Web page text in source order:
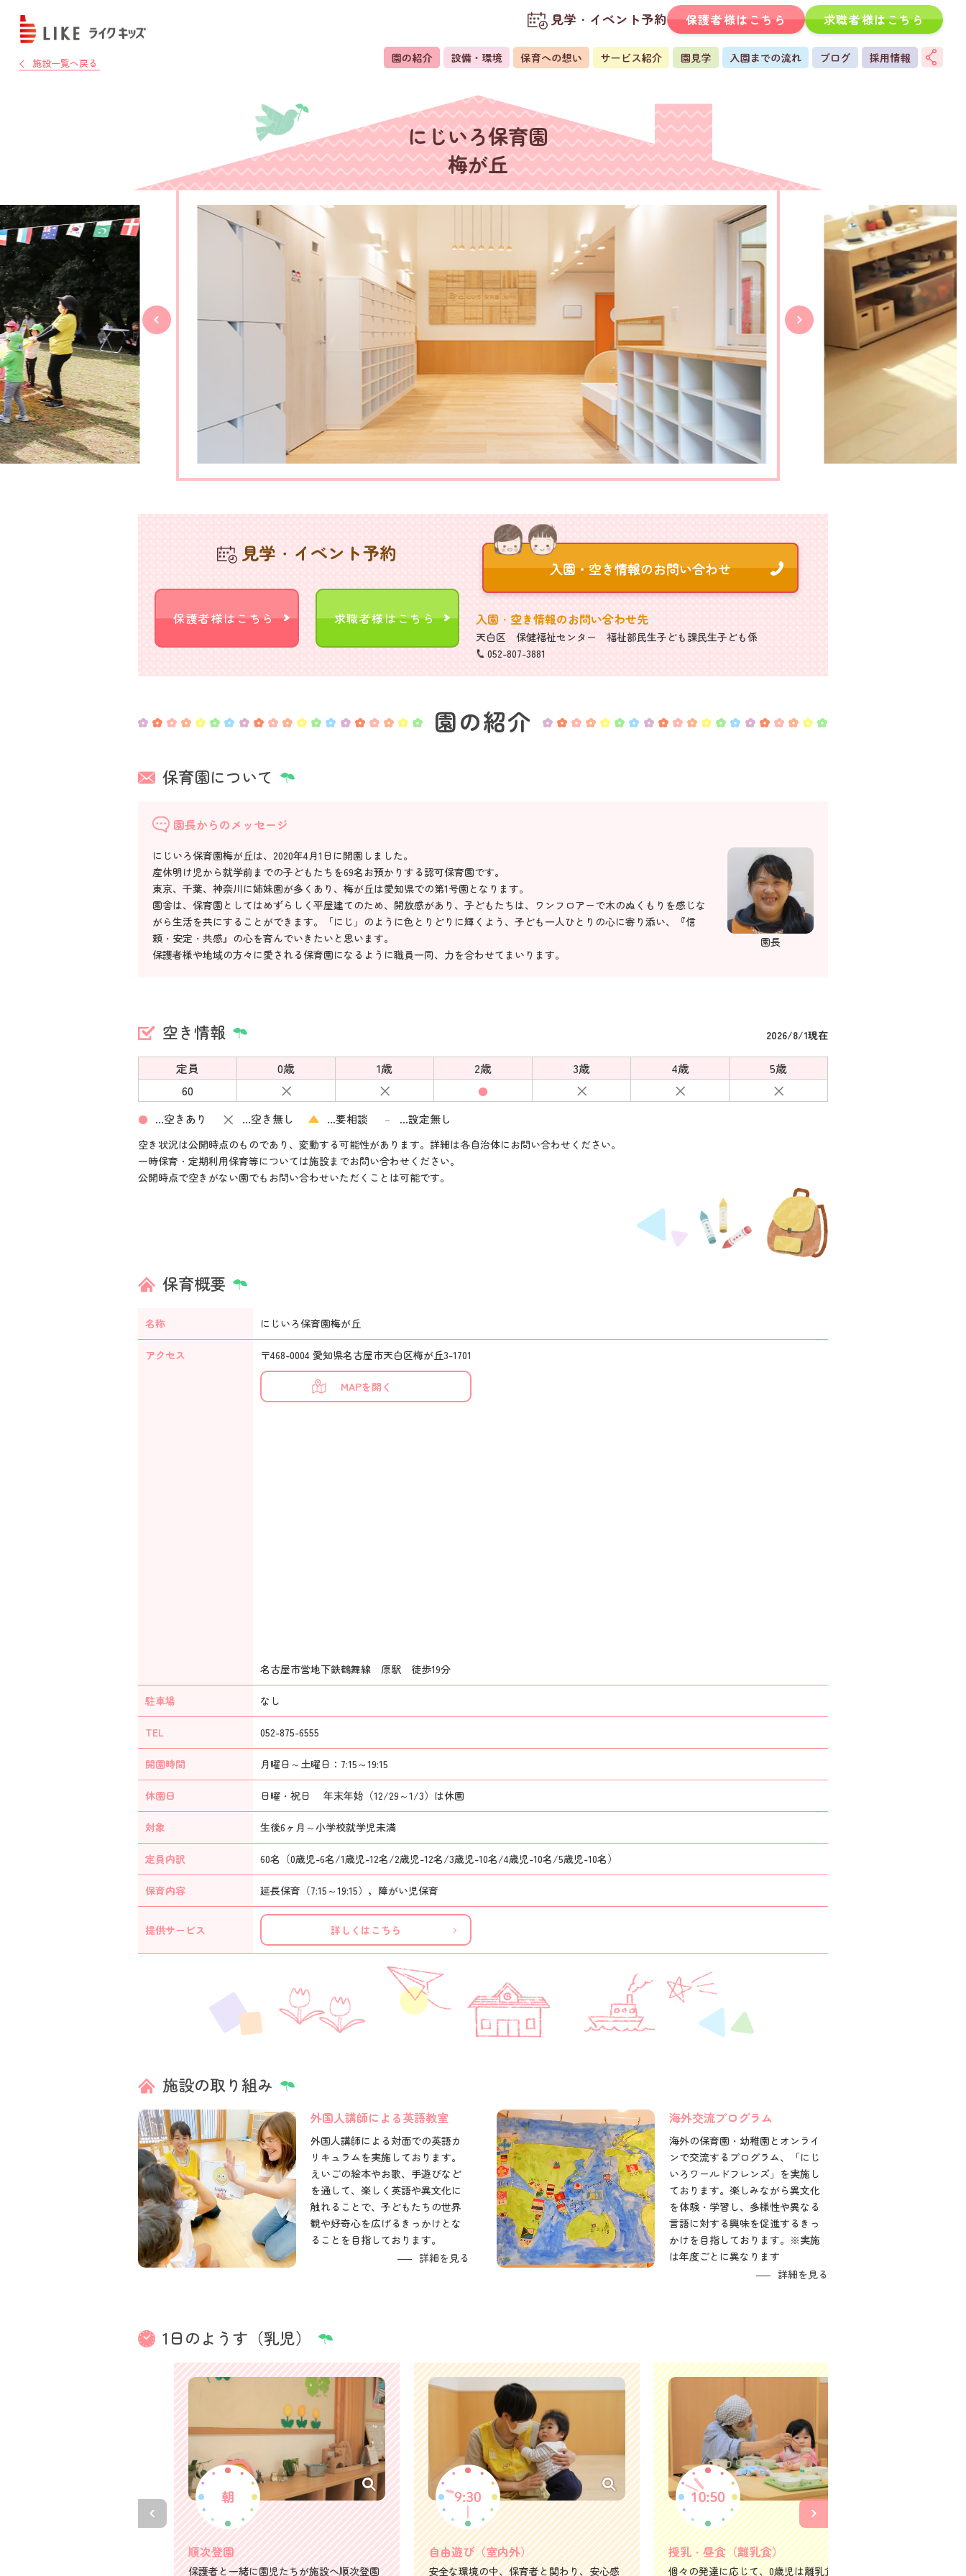
施設一覧へ戻る
見学・イベント予約 保護者様はこちら 求職者様はこちら
にじいろ保育園
梅が丘
見学・イベント予約
保護者様はこちら 求職者様はこちら 入園・空き情報のお問い合わせ先
天白区 保健福祉センター 福祉部民生子ども課民生子ども係
052-807-3881
園の紹介
保育園について
園長からのメッセージ
園長
にじいろ保育園梅が丘は、2020年4月1日に開園しました。
産休明け児から就学前までの子どもたちを69名お預かりする認可保育園です。
東京、千葉、神奈川に姉妹園が多くあり、梅が丘は愛知県での第1号園となります。
園舎は、保育園としてはめずらしく平屋建てのため、開放感があり、子どもたちは、ワンフロアーで木のぬくもりを感じな
がら生活を共にすることができます。「にじ」のように色とりどりに輝くよう、子ども一人ひとりの心に寄り添い、『信
頼・安定・共感』の心を育んでいきたいと思います。
保護者様や地域の方々に愛される保育園になるように職員一同、力を合わせてまいります。
空き情報 2026/8/1現在
定員 0歳 1歳 2歳 3歳 4歳
5歳
60
× × ● × × ×
● …空きあり × …空き無し ▲ …要相談 － …設定無し
空き状況は公開時点のものであり、変動する可能性があります。詳細は各自治体にお問い合わせください。
一時保育・定期利用保育等については施設までお問い合わせください。
公開時点で空きがない園でもお問い合わせいただくことは可能です。
保育概要
名称 にじいろ保育園梅が丘
アクセス 〒468-0004 愛知県名古屋市天白区梅が丘3-1701
MAPを開く
名古屋市営地下鉄鶴舞線 原駅 徒歩19分
駐車場 なし
TEL 052-875-6555
開園時間 月曜日～土曜日：7:15～19:15
休園日 日曜・祝日 年末年始（12/29～1/3）は休園
対象 生後6ヶ月～小学校就学児未満
定員内訳 60名（0歳児-6名/1歳児-12名/2歳児-12名/3歳児-10名/4歳児-10名/5歳児-10名）
保育内容 延長保育（7:15～19:15），障がい児保育
提供サービス 詳しくはこちら
施設の取り組み
外国人講師による英語教室
外国人講師による対面での英語カ
リキュラムを実施しております。
えいごの絵本やお歌、手遊びなど
を通して、楽しく英語や異文化に
触れることで、子どもたちの世界
観や好奇心を広げるきっかけとな
ることを目指しております。
詳細を見る
海外交流プログラム
海外の保育園・幼稚園とオンライ
ンで交流するプログラム、「にじ
いろワールドフレンズ」を実施し
ております。楽しみながら異文化
を体験・学習し、多様性や異なる
言語に対する興味を促進するきっ
かけを目指しております。※実施
は年度ごとに異なります
詳細を見る
1日のようす（乳児）
順次登園
保護者と一緒に園児たちが施設へ順次登園
自由遊び（室内外）
安全な環境の中、保育者と関わり、安心感
授乳・昼食（離乳食）
個々の発達に応じて、0歳児は離乳食、1~2